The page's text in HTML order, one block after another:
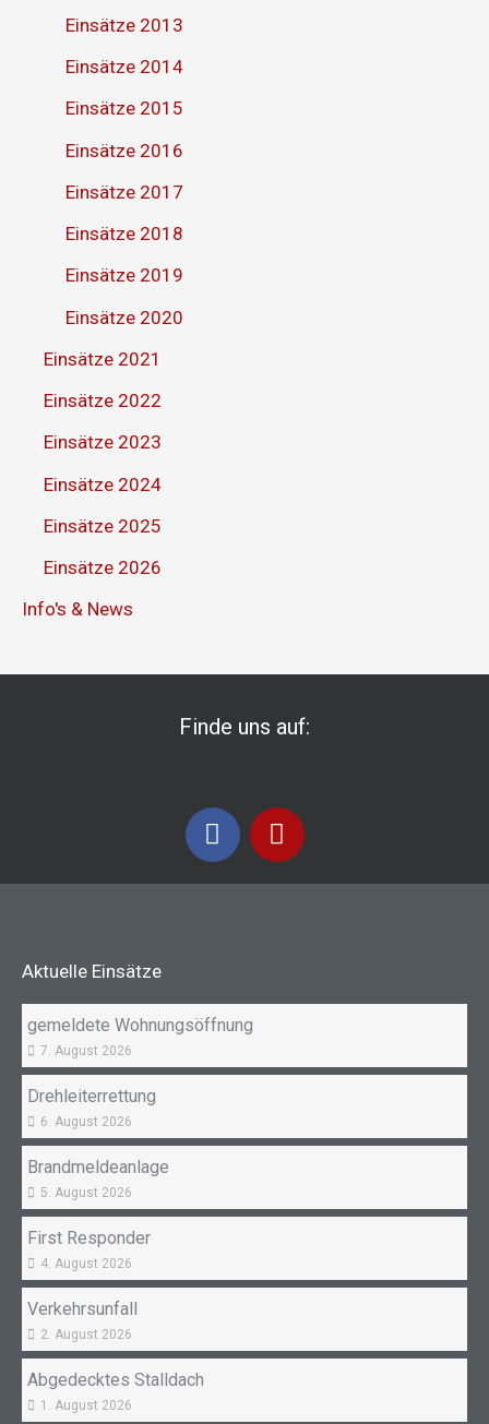
Einsätze 2013
Einsätze 2014
Einsätze 2015
Einsätze 2016
Einsätze 2017
Einsätze 2018
Einsätze 2019
Einsätze 2020
Einsätze 2021
Einsätze 2022
Einsätze 2023
Einsätze 2024
Einsätze 2025
Einsätze 2026
Info's & News
Finde uns auf:
F
a
k
I
n
a
Aktuelle Einsätze
gemeldete Wohnungsöffnung
7. August 2026
Drehleiterrettung
6. August 2026
Brandmeldeanlage
5. August 2026
First Responder
4. August 2026
Verkehrsunfall
2. August 2026
Abgedecktes Stalldach
1. August 2026